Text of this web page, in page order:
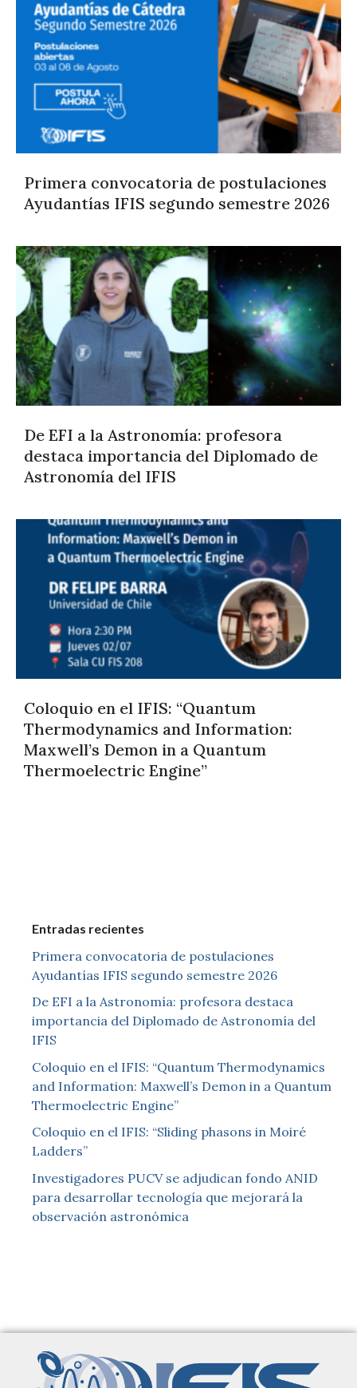
Primera convocatoria de postulaciones
Ayudantías IFIS segundo semestre 2026
De EFI a la Astronomía: profesora
destaca importancia del Diplomado de
Astronomía del IFIS
Coloquio en el IFIS: “Quantum
Thermodynamics and Information:
Maxwell’s Demon in a Quantum
Thermoelectric Engine”
Entradas recientes
Primera convocatoria de postulaciones
Ayudantías IFIS segundo semestre 2026
De EFI a la Astronomía: profesora destaca
importancia del Diplomado de Astronomía del
IFIS
Coloquio en el IFIS: “Quantum Thermodynamics
and Information: Maxwell’s Demon in a Quantum
Thermoelectric Engine”
Coloquio en el IFIS: “Sliding phasons in Moiré
Ladders”
Investigadores PUCV se adjudican fondo ANID
para desarrollar tecnología que mejorará la
observación astronómica